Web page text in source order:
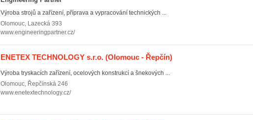
Výroba strojů a zařízení, příprava a vypracování technických ...
Olomouc, Lazecká 393
www.engineeringpartner.cz/
ENETEX TECHNOLOGY s.r.o. (Olomouc - Řepčín)
Výroba tryskacích zařízení, ocelových konstrukcí a šnekových ...
Olomouc, Řepčínská 246
www.enetextechnology.cz/